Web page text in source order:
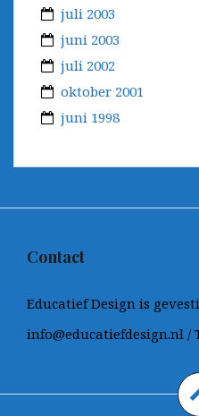
juli 2003
juni 2003
juli 2002
oktober 2001
juni 1998
Contact
Educatief Design is
info@educatiefdesign.nl /